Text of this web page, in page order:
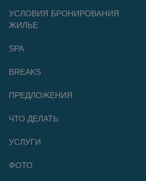
УСЛОВИЯ БРОНИРОВАНИЯ
ЖИЛЬЕ
SPA
BREAKS
ПРЕДЛОЖЕНИЯ
ЧТО ДЕЛАТЬ
УСЛУГИ
ФОТО